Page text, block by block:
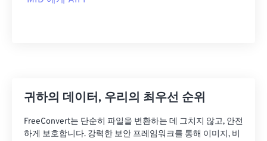
귀하의 데이터, 우리의 최우선 순위
FreeConvert는 단순히 파일을 변환하는 데 그치지 않고, 안전
하게 보호합니다. 강력한 보안 프레임워크를 통해 이미지, 비